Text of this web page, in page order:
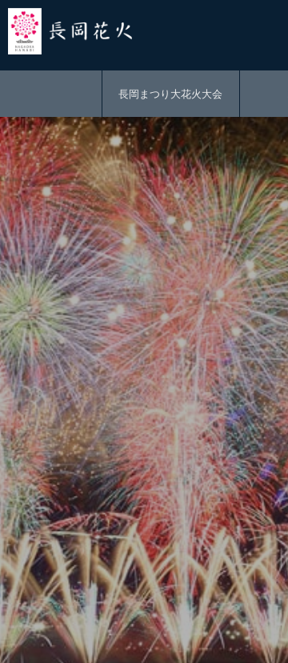
長岡まつり大花火大会